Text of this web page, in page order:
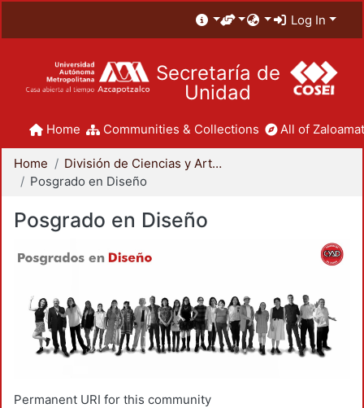
Log In
Secretaría de
Unidad
Home Communities & Collections All of
Home
División de Ciencias y Artes para el Diseño
Posgrado en Diseño
Posgrado en Diseño
Permanent URI for this community